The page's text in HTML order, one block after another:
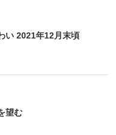
い 2021年12月末頃
望む